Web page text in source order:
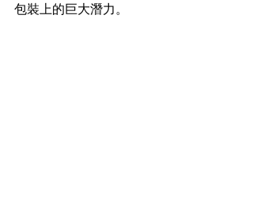
包裝上的巨大潛力。